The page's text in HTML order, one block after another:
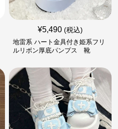
¥5,490 (税込)
地雷系 ハート金具付き姫系フリ
ルリボン厚底パンプス 靴